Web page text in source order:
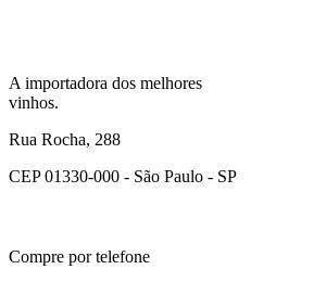
A importadora dos melhores
vinhos.
Rua Rocha, 288
CEP 01330-000 - São Paulo - SP
Compre por telefone